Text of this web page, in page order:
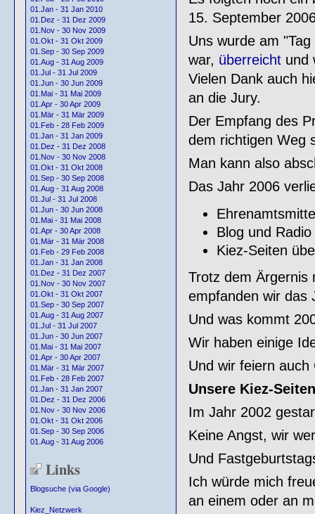
01.Jan - 31 Jan 2010
01.Dez - 31 Dez 2009
01.Nov - 30 Nov 2009
01.Okt - 31 Okt 2009
01.Sep - 30 Sep 2009
01.Aug - 31 Aug 2009
01.Jul - 31 Jul 2009
01.Jun - 30 Jun 2009
01.Mai - 31 Mai 2009
01.Apr - 30 Apr 2009
01.Mär - 31 Mär 2009
01.Feb - 28 Feb 2009
01.Jan - 31 Jan 2009
01.Dez - 31 Dez 2008
01.Nov - 30 Nov 2008
01.Okt - 31 Okt 2008
01.Sep - 30 Sep 2008
01.Aug - 31 Aug 2008
01.Jul - 31 Jul 2008
01.Jun - 30 Jun 2008
01.Mai - 31 Mai 2008
01.Apr - 30 Apr 2008
01.Mär - 31 Mär 2008
01.Feb - 29 Feb 2008
01.Jan - 31 Jan 2008
01.Dez - 31 Dez 2007
01.Nov - 30 Nov 2007
01.Okt - 31 Okt 2007
01.Sep - 30 Sep 2007
01.Aug - 31 Aug 2007
01.Jul - 31 Jul 2007
01.Jun - 30 Jun 2007
01.Mai - 31 Mai 2007
01.Apr - 30 Apr 2007
01.Mär - 31 Mär 2007
01.Feb - 28 Feb 2007
01.Jan - 31 Jan 2007
01.Dez - 31 Dez 2006
01.Nov - 30 Nov 2006
01.Okt - 31 Okt 2006
01.Sep - 30 Sep 2006
01.Aug - 31 Aug 2006
Links
Blogsuche (via Google)
Kiez_Netzwerk
15. September
Uns wurde am
war, überreichtund
Vielen Dank auch
an die Jury.
Der Empfang des
dem richtigen Weg
Man kann also
Das Jahr 2006
Blog und
Kiez-Seiten
Trotz dem Ärgernis
empfanden wir das
Und was kommt
Wir haben einige
Und wir feiern auch
Unsere Kiez-
Im Jahr 2002
Keine Angst, wir
Und
Ich würde mich
an einem oder an